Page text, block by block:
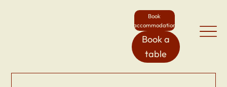
Book a
table
Book
accommodation